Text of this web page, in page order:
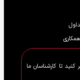
تا کارشناسان ما